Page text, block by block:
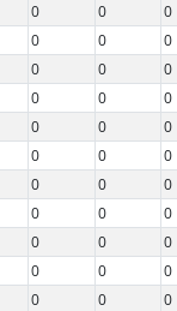
0 0
0
0 0
0
0 0
0
0 0
0
0 0
0
0 0
0
0 0
0
0 0
0
0 0
0
0 0
0
0 0
0